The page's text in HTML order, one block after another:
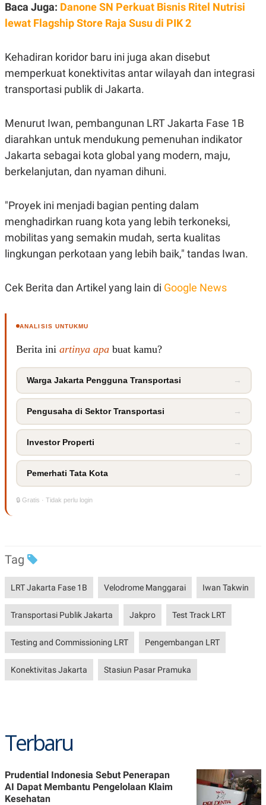
A
D
E
A
I
D
A
G
N
A
N
C
K
I
R
A
E
M
I
E
P
A
P
E
A
D
V
E
R
S
G
M
D
A
D
SITEMAP
OF
PEDOMAN
SIBER
Baca Juga: Danone SN Perkuat Bisnis Ritel Nutrisi
lewat Flagship Store Raja Susu di PIK 2
Kehadiran koridor baru ini juga akan disebut
memperkuat konektivitas antar wilayah dan integrasi
transportasi publik di Jakarta.
Menurut Iwan, pembangunan LRT Jakarta Fase 1B
diarahkan untuk mendukung pemenuhan indikator
Jakarta sebagai kota global yang modern, maju,
berkelanjutan, dan nyaman dihuni.
"Proyek ini menjadi bagian penting dalam
menghadirkan ruang kota yang lebih terkoneksi,
mobilitas yang semakin mudah, serta kualitas
lingkungan perkotaan yang lebih baik," tandas Iwan.
Cek Berita dan Artikel yang lain di Google News
ANALISIS UNTUKMU
Berita ini artinya apa buat kamu?
Warga Jakarta Pengguna Transportasi →
Pengusaha di Sektor Transportasi →
Investor Properti →
Pemerhati Tata Kota →
🔒 Gratis · Tidak perlu login
Tag
LRT Jakarta Fase 1B Velodrome Manggarai Iwan Takwin
Transportasi Publik Jakarta Jakpro Test Track LRT
Testing and Commissioning LRT Pengembangan LRT
Konektivitas Jakarta Stasiun Pasar Pramuka
Terbaru
Prudential Indonesia Sebut Penerapan
AI Dapat Membantu Pengelolaan Klaim
Kesehatan